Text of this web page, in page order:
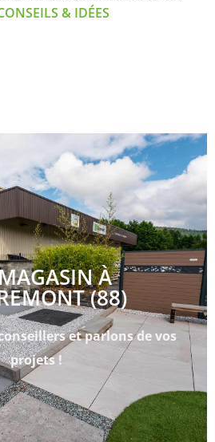
& IDÉES
À
(88)
et parlons de vos
projets !